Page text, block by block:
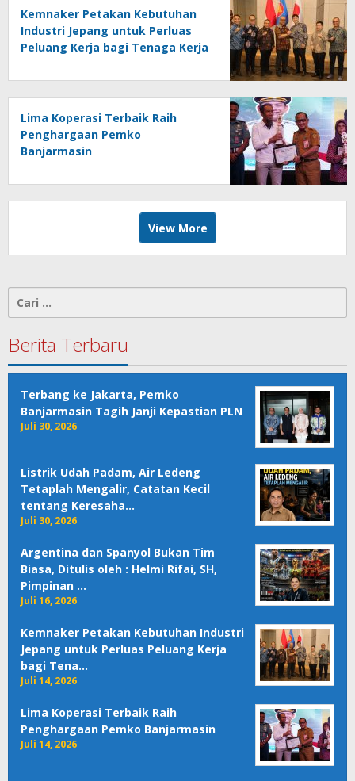
Kemnaker Petakan Kebutuhan
Industri Jepang untuk Perluas
Peluang Kerja bagi Tenaga Kerja
Lima Koperasi Terbaik Raih
Penghargaan Pemko
Banjarmasin
View More
Cari
untuk:
Berita Terbaru
Terbang ke Jakarta, Pemko
Banjarmasin Tagih Janji Kepastian PLN
Juli 30, 2026
Listrik Udah Padam, Air Ledeng
Tetaplah Mengalir, Catatan Kecil
tentang Keresaha…
Juli 30, 2026
Argentina dan Spanyol Bukan Tim
Biasa, Ditulis oleh : Helmi Rifai, SH,
Pimpinan …
Juli 16, 2026
Kemnaker Petakan Kebutuhan Industri
Jepang untuk Perluas Peluang Kerja
bagi Tena…
Juli 14, 2026
Lima Koperasi Terbaik Raih
Penghargaan Pemko Banjarmasin
Juli 14, 2026